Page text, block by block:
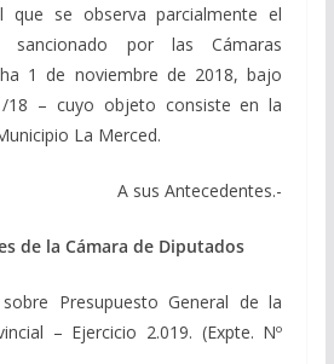
que se observa parcialmente el
por las Cámaras
1 de noviembre de 2018, bajo
18 – cuyo objeto consiste en la
La Merced.
A sus Antecedentes.-
de la Cámara de Diputados
Presupuesto General de la
– Ejercicio 2.019. (Expte. Nº